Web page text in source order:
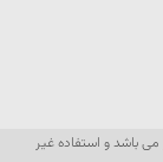
می باشد و استفاده غیر